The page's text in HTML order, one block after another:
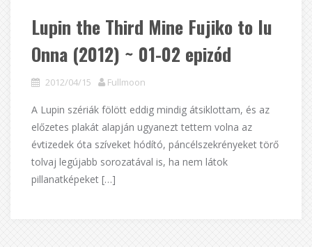
Lupin the Third Mine Fujiko to Iu
Onna (2012) ~ 01-02 epizód
2012/04/15 Fullmoon
A Lupin szériák fölött eddig mindig átsiklottam, és az
előzetes plakát alapján ugyanezt tettem volna az
évtizedek óta szíveket hódító, páncélszekrényeket törő
tolvaj legújabb sorozatával is, ha nem látok
pillanatképeket […]